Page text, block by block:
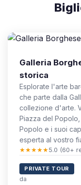
Galleria
storica
Esplorate l'arte
che parte dalla
collezione d'arte.
Piazza del
Popolo e i suoi
esperta al vostro
★★★★★5.0 (60+
PRIVATE TOUR
da